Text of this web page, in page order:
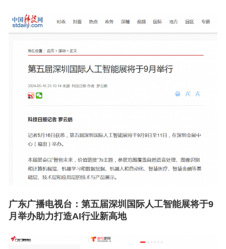
广东广播电视台： 第五届深圳国际人工智能展将于9
月举办助力打造AI行业新高地